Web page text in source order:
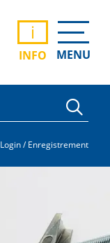
i
INFO MENU
Login / Enregistrement